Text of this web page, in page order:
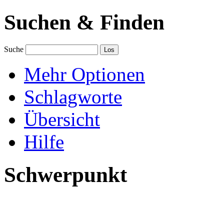
Suchen & Finden
Suche
Mehr Optionen
Schlagworte
Übersicht
Hilfe
Schwerpunkt